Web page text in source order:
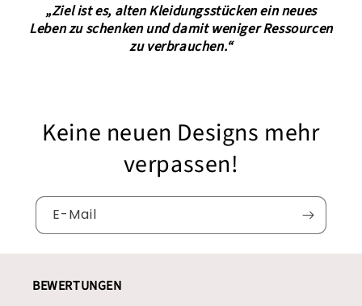
„Ziel ist es, alten Kleidungsstücken ein neues
Leben zu schenken und damit weniger Ressourcen
zu verbrauchen.“
Keine neuen Designs mehr
verpassen!
E-Mail
BEWERTUNGEN